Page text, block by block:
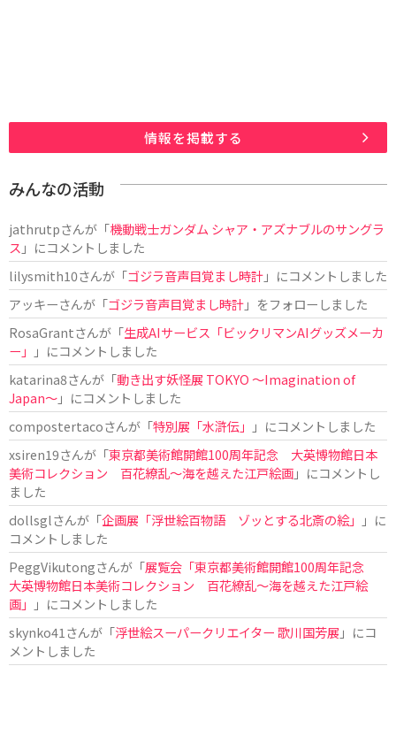
情報を掲載する
みんなの活動
jathrutpさんが「機動戦士ガンダム シャア・アズナブルのサングラ
ス 」にコメントしました
lilysmith10さんが「ゴジラ音声目覚まし時計」にコメントしました
アッキーさんが「ゴジラ音声目覚まし時計」をフォローしました
RosaGrantさんが「生成AIサービス「ビックリマンAIグッズメーカ
ー」
」にコメントしました
katarina8さんが「動き出す妖怪展 TOKYO 〜Imagination of
Japan〜」にコメントしました
compostertacoさんが「特別展「水滸伝」
」にコメントしました
xsiren19さんが「東京都美術館開館100周年記念 大英博物館日本
美術コレクション 百花繚乱～海を越えた江戸絵画」にコメントし
ました
dollsglさんが「企画展「浮世絵百物語 ゾッとする北斎の絵」
」に
コメントしました
PeggVikutongさんが「展覧会「東京都美術館開館100周年記念
大英博物館日本美術コレクション 百花繚乱〜海を越えた江戸絵
画」
」にコメントしました
skynko41 さんが「浮世絵スーパークリエイター 歌川国芳展 」にコ
メントしました